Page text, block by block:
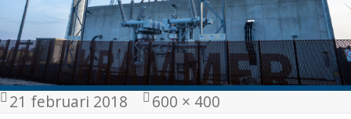
Geplaatst
21 februari 2018
Volledige
600 × 400